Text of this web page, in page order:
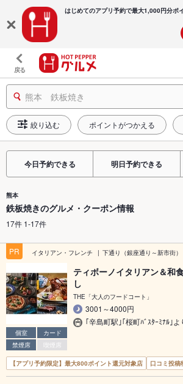
はじめてのアプリ予約で最大1,000円分ポ
戻る
熊本 鉄板焼き
絞り込む ポイントがつかえる
今日予約できる 明日予約できる
熊本
鉄板焼きのグルメ・クーポン情報
17件 1-17件
PR イタリアン・フレンチ 下通り（銀座通り～新市街）
個室
カード
禁煙席
喫煙席
ティボーノイタリアン＆和
し
THE「大人のフードコート」
3001～4000円
｢辛島町駅｣｢桜町ﾊﾞｽﾀｰﾐﾅﾙ｣
【アプリ予約限定】最大800ポイント還元対象店 口コミ投稿